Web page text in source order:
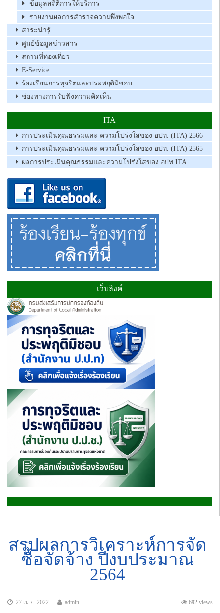
ข้อมูลสถิติการให้บริการ
รายงานผลการสำรวจความพึงพอใจ
สาระน่ารู้
ศูนย์ข้อมูลข่าวสาร
สถานที่ท่องเที่ยว
E-Service
ร้องเรียนการทุจริตและประพฤติมิชอบ
ช่องทางการรับฟังความคิดเห็น
ITA
การประเมินคุณธรรมและ ความโปร่งใสของ อปท. (ITA) 2566
การประเมินคุณธรรมและ ความโปร่งใสของ อปท. (ITA) 2565
ผลการประเมินคุณธรรมและความโปร่งใสของ อปท.ITA
เว็บลิงค์
สรุปผลการวิเคราะห์การจัด
ซื้อจัดจ้าง ปีงบประมาณ
2564
27 เม.ย. 2022 692 views
admin